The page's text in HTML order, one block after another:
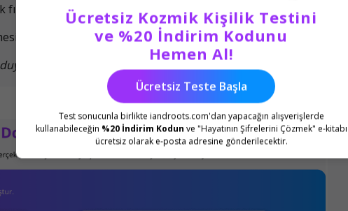
Ücretsiz Kozmik Kişilik Testini
ve %20 İndirim Kodunu
Hemen Al!
Ücretsiz Teste Başla
Test sonucunla birlikte iandroots.com'dan yapacağın alışverişlerde
kullanabileceğin %20 İndirim Kodun ve "Hayatının Şifrelerini Çözmek" e-kitabı
ücretsiz olarak e-posta adresine gönderilecektir.
dönüşüm.”